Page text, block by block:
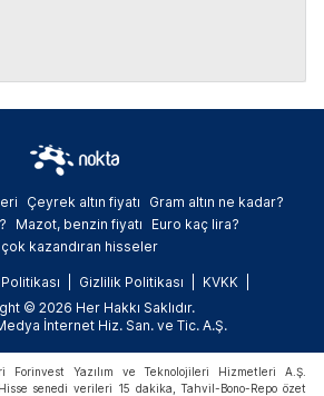
Çeyrek altın fiyatı
Gram altın ne kadar?
Mazot, benzin fiyatı
Euro kaç lira?
çok kazandıran hisseler
Gizlilik Politikası
KVKK
© 2026 Her Hakkı Saklıdır.
İnternet Hiz. San. ve Tic. A.Ş.
Forinvest Yazılım ve Teknolojileri Hizmetleri A.Ş.
senedi verileri 15 dakika, Tahvil-Bono-Repo özet